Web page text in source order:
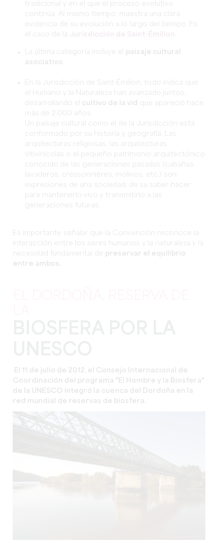
tradicional y en el que el proceso evolutivo
continúa. Al mismo tiempo, muestra una clara
evidencia de su evolución a lo largo del tiempo. Es
el caso de la
La última categoría incluye el paisaje cultural
asociativo
En la Jurisdicción de Saint-Émilion, todo indica que
el Humano y la Naturaleza han avanzado juntos,
desarrollando el
cultivo de la vid que apareció hace
más de 2.000 años.
Un paisaje cultural como el de la Jurisdicción está
conformado por su historia y geografía. Las
arquitecturas religiosas, las arquitecturas
vitivinícolas o el pequeño patrimonio arquitectónico
conocido de las generaciones pasadas (cabañas,
lavaderos, cressonnières, molinos, etc.) son
expresiones de una sociedad, de su saber hacer
para mantenerlo vivo y transmitirlo a las
generaciones futuras.
Es importante señalar que la Convención reconoce la
interacción entre los seres humanos y la naturaleza y la
necesidad fundamental de preservar el equilibrio
entre ambos.
El 11 de julio de 2012, el Consejo Internacional de
Coordinación del programa "El Hombre y la Biosfera"
de la UNESCO integró la cuenca del Dordoña en la
red mundial de reservas de biosfera.